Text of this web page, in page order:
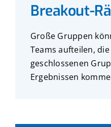
Breakout-
Große Gruppen
Teams aufteilen,
geschlossenen
Ergebnissen